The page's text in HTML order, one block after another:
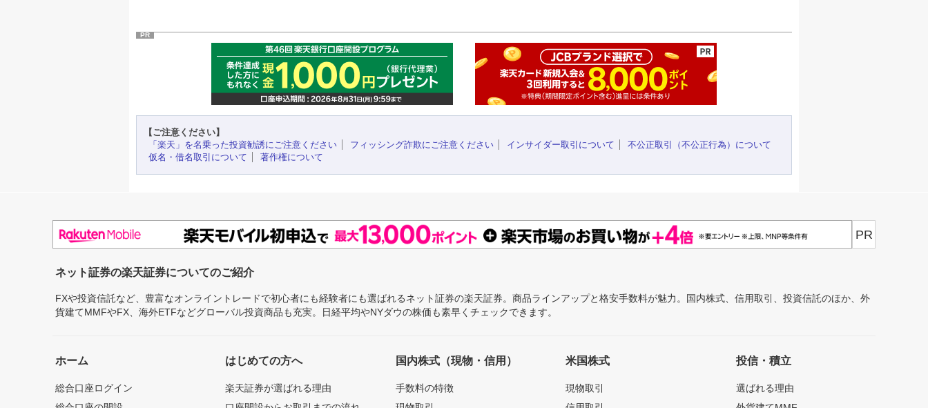
PR
【ご注意ください】
「楽天」を名乗った投資勧誘にご注意ください
フィッシング詐欺にご注意ください インサイダー取引について
不公正取引（不公正行為）について
仮名・借名取引について
著作権について
PR
ネット証券の楽天証券についてのご紹介
FXや投資信託など、豊富なオンライントレードで初心者にも経験者にも選ばれるネット証券の楽天証券。商品ラインアップと格安手数料が魅力。国内株式、信用取引、投資信託のほか、外
貨建てMMFやFX、海外ETFなどグローバル投資商品も充実。日経平均やNYダウの株価も素早くチェックできます。
ホーム
総合口座ログイン
はじめての方へ
楽天証券が選ばれる理由
国内株式（現物・信用）
手数料の特徴
米国株式
現物取引
投信・積立
選ばれる理由